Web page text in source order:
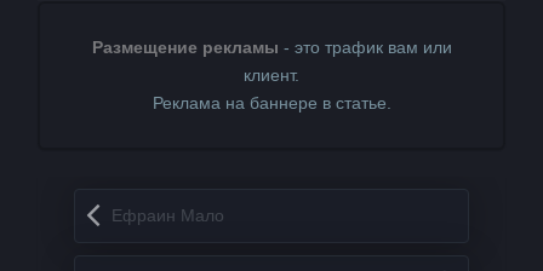
Размещение рекламы - это трафик вам или
клиент.
Реклама на баннере в статье.
Запись навигация
Ефраин Мало